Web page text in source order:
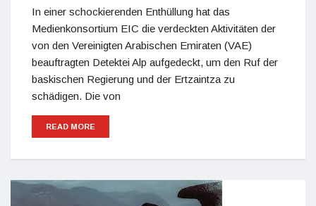
In einer schockierenden Enthüllung hat das
Medienkonsortium EIC die verdeckten Aktivitäten der
von den Vereinigten Arabischen Emiraten (VAE)
beauftragten Detektei Alp aufgedeckt, um den Ruf der
baskischen Regierung und der Ertzaintza zu
schädigen. Die von
READ MORE